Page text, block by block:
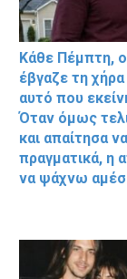
Κάθε Πέμπτη,
έβγαζε τη
αυτό που
Όταν όμως
και απαίτησα
πραγματικά, η
να ψάχνω